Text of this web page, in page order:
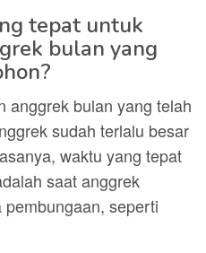
tepat untuk
bulan yang
anggrek bulan yang telah
sudah terlalu besar
waktu yang tepat
saat anggrek
seperti